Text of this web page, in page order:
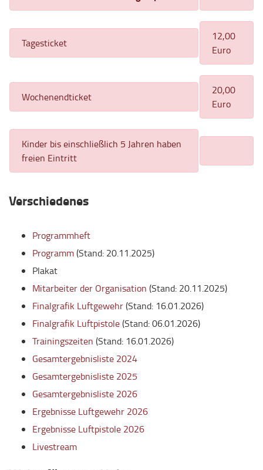
Tagesticket
12,00
Euro
Wochenendticket
20,00
Euro
Kinder bis einschließlich 5 Jahren haben
freien Eintritt
Verschiedenes
Programmheft
Programm(Stand: 20.11.2025)
Plakat
Mitarbeiter der Organisation (Stand: 20.11.2025)
Finalgrafik Luftgewehr(Stand: 16.01.2026)
Finalgrafik Luftpistole(Stand: 06.01.2026)
Trainingszeiten (Stand: 16.01.2026)
Gesamtergebnisliste 2024
Gesamtergebnisliste 2025
Gesamtergebnisliste 2026
Ergebnisse Luftgewehr 2026
Ergebnisse Luftpistole 2026
Livestream